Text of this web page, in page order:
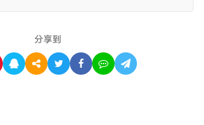
分享到